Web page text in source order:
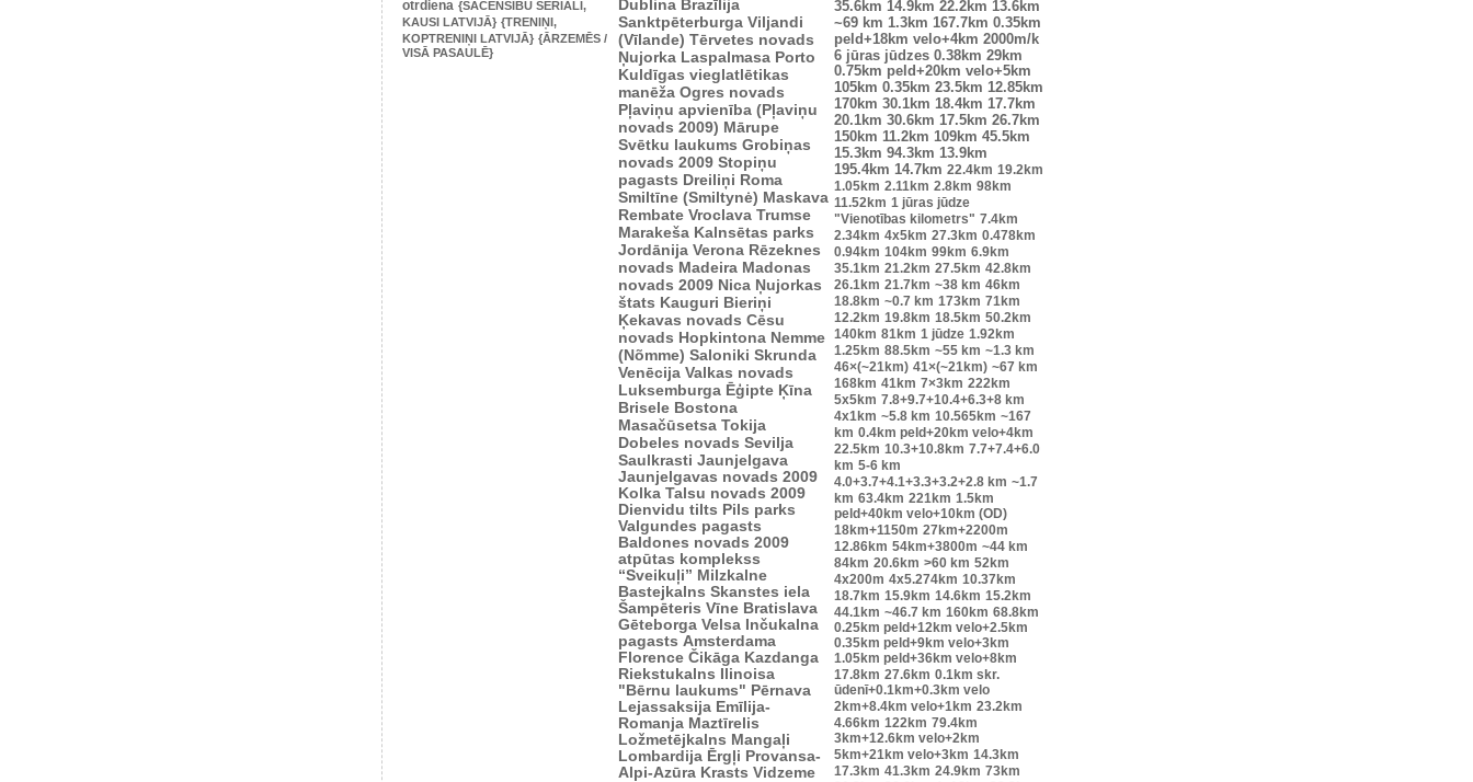
otrdiena {SACENSĪBU SERIĀLI,
KAUSI LATVIJĀ} {TRENIŅI,
KOPTRENIŅI LATVIJĀ} {ĀRZEMĒS /
VISĀ PASAULĒ}
Dublina Brazīlija
Sanktpēterburga Viljandi
(Vīlande) Tērvetes novads
Ņujorka Laspalmasa Porto
Kuldīgas vieglatlētikas
manēža Ogres novads
Pļaviņu apvienība (Pļaviņu
novads 2009) Mārupe
Svētku laukums Grobiņas
novads 2009 Stopiņu
pagasts Dreiliņi Roma
Smiltīne (Smiltynė) Maskava
Rembate Vroclava Trumse
Marakeša Kalnsētas parks
Jordānija Verona Rēzeknes
novads Madeira Madonas
novads 2009 Nica Ņujorkas
štats Kauguri Bieriņi
Ķekavas novads Cēsu
novads Hopkintona Nemme
(Nõmme) Saloniki Skrunda
Venēcija Valkas novads
Luksemburga Ēģipte Ķīna
Brisele Bostona
Masačūsetsa Tokija
Dobeles novads Sevilja
Saulkrasti Jaunjelgava
Jaunjelgavas novads 2009
Kolka Talsu novads 2009
Dienvidu tilts Pils parks
Valgundes pagasts
Baldones novads 2009
atpūtas komplekss
“Sveikuļi” Milzkalne
Bastejkalns Skanstes iela
Šampēteris Vīne Bratislava
Gēteborga Velsa Inčukalna
pagasts Amsterdama
Florence Čikāga Kazdanga
Riekstukalns Ilinoisa
"Bērnu laukums" Pērnava
Lejassaksija Emīlija-
Romanja Maztīrelis
Ložmetējkalns Mangaļi
Lombardija Ērgļi Provansa-
Alpi-Azūra Krasts Vidzeme
35.6km 14.9km 22.2km 13.6km
~69 km 1.3km 167.7km 0.35km
peld+18km velo+4km 2000m/k
6 jūras jūdzes 0.38km 29km
0.75km peld+20km velo+5km
105km 0.35km 23.5km 12.85km
170km 30.1km 18.4km 17.7km
20.1km 30.6km 17.5km 26.7km
150km 11.2km 109km 45.5km
15.3km 94.3km 13.9km
195.4km 14.7km 22.4km 19.2km
1.05km 2.11km 2.8km 98km
11.52km 1 jūras jūdze
"Vienotības kilometrs" 7.4km
2.34km 4x5km 27.3km 0.478km
0.94km 104km 99km 6.9km
35.1km 21.2km 27.5km 42.8km
26.1km 21.7km ~38 km 46km
18.8km ~0.7 km 173km 71km
12.2km 19.8km 18.5km 50.2km
140km 81km 1 jūdze 1.92km
1.25km 88.5km ~55 km ~1.3 km
46×(~21km) 41×(~21km) ~67 km
168km 41km 7×3km 222km
5x5km 7.8+9.7+10.4+6.3+8 km
4x1km ~5.8 km 10.565km ~167
km 0.4km peld+20km velo+4km
22.5km 10.3+10.8km 7.7+7.4+6.0
km 5-6 km
4.0+3.7+4.1+3.3+3.2+2.8 km ~1.7
km 63.4km 221km 1.5km
peld+40km velo+10km (OD)
18km+1150m 27km+2200m
12.86km 54km+3800m ~44 km
84km 20.6km >60 km 52km
4x200m 4x5.274km 10.37km
18.7km 15.9km 14.6km 15.2km
44.1km ~46.7 km 160km 68.8km
0.25km peld+12km velo+2.5km
0.35km peld+9km velo+3km
1.05km peld+36km velo+8km
17.8km 27.6km 0.1km skr.
ūdenī+0.1km+0.3km velo
2km+8.4km velo+1km 23.2km
4.66km 122km 79.4km
3km+12.6km velo+2km
5km+21km velo+3km 14.3km
17.3km 41.3km 24.9km 73km